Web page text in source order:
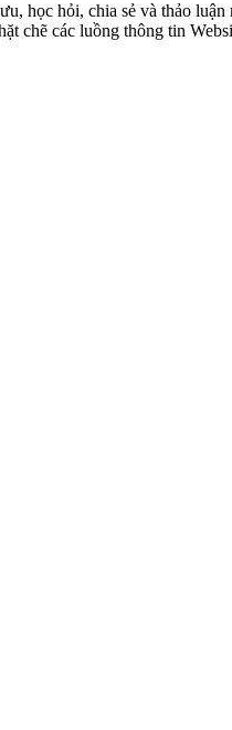
học hỏi, chia sẻ và thảo
chẽ các luồng thông tin